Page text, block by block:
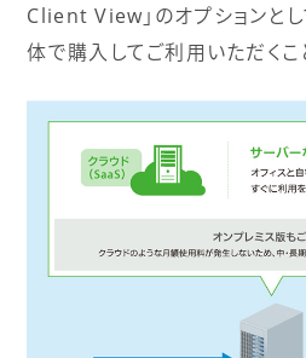
Client View」のオプションと
体で購入してご利用いただくこ